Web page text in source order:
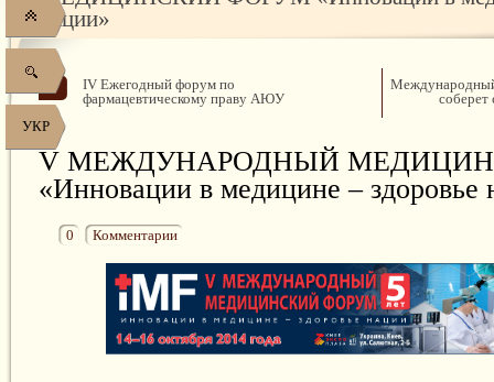
УКР
нации»
IV Ежегодный форум по
фармацевтическому праву АЮУ
соберет
V МЕЖДУНАРОДНЫЙ
«Инновации в медицине – здоровье
0 Комментарии